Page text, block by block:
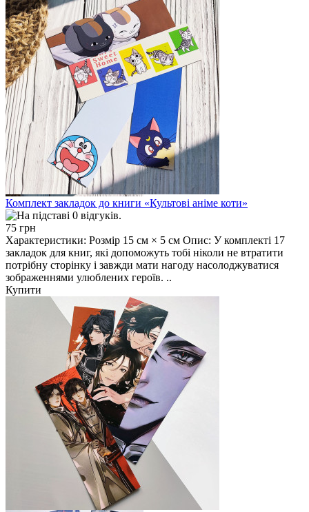
Комплект закладок до книги «Культові аніме коти»
75 грн
Характеристики: Розмір 15 см × 5 см Опис: У комплекті 17
закладок для книг, які допоможуть тобі ніколи не втратити
потрібну сторінку і завжди мати нагоду насолоджуватися
зображеннями улюблених героїв. ..
Купити